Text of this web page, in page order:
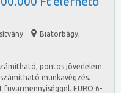
Biatorbágy,
pontos jövedelem.
munkavégzés.
EURO 6-